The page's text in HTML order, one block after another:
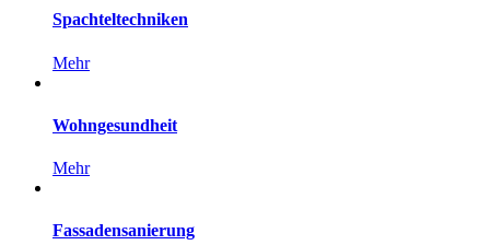
Spachteltechniken
Mehr
Wohngesundheit
Mehr
Fassadensanierung